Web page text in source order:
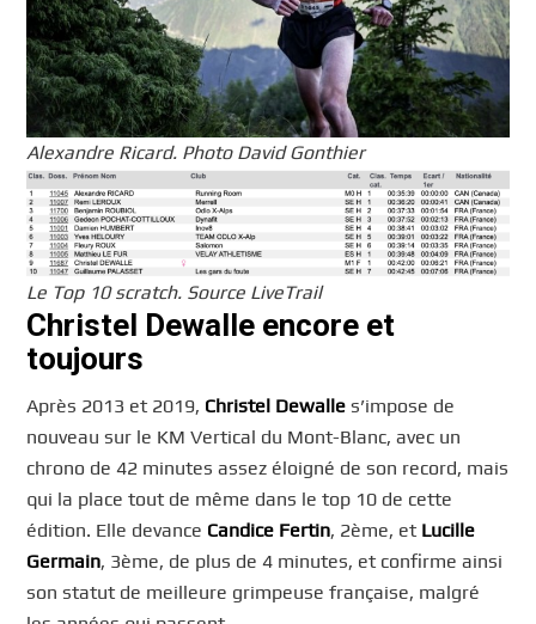
Alexandre Ricard. Photo David Gonthier
Le Top 10 scratch. Source LiveTrail
Christel Dewalle encore et
toujours
Après 2013 et 2019, Christel Dewalle s’impose de
nouveau sur le KM Vertical du Mont-Blanc, avec un
chrono de 42 minutes assez éloigné de son record, mais
qui la place tout de même dans le top 10 de cette
édition. Elle devance Candice Fertin, 2ème, et Lucille
Germain, 3ème, de plus de 4 minutes, et confirme ainsi
son statut de meilleure grimpeuse française, malgré